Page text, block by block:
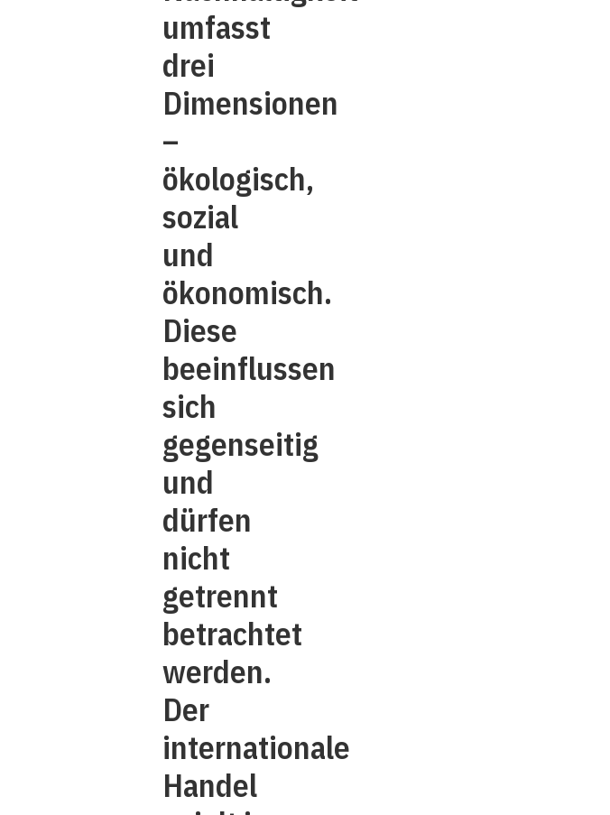
umfasst
drei
Dimensionen
–
ökologisch,
sozial
und
ökonomisch.
Diese
beeinflussen
sich
gegenseitig
und
dürfen
nicht
getrennt
betrachtet
werden.
Der
internationale
Handel